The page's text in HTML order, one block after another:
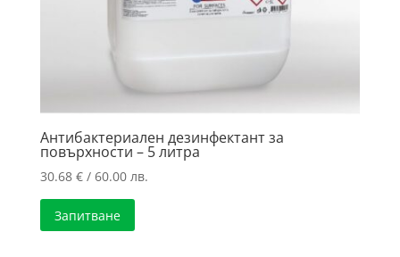
Антибактериален дезинфектант за
повърхности – 5 литра
30.68 €/ 60.00 лв.
Запитване